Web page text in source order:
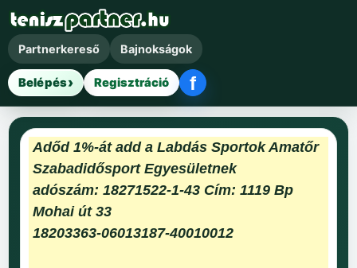
Partnerkereső Bajnokságok
Belépés Regisztráció fFacebook belépés
Adőd 1%-át add a Labdás Sportok Amatőr
Szabadidősport Egyesületnek
adószám: 18271522-1-43 Cím: 1119 Bp
Mohai út 33
18203363-06013187-40010012